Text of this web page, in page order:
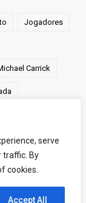
serve
traffic. By
cookies.
Accept All
Jogadores
Carrick